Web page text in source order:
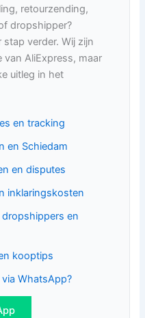
retourzending,
dropshipper?
verder. Wij zijn
AliExpress, maar
uitleg in het
en tracking
en Schiedam
en disputes
inklaringskosten
en
kooptips
WhatsApp?